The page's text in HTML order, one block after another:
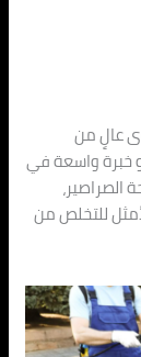
عالٍ من
خبرة واسعة في
للتخلص من